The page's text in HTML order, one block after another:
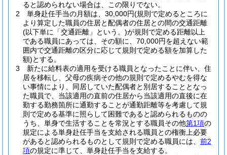
ると認められない場合は、この限りでない。
2
単身赴任手当の月額は、30,000円(規則で定めるところに
より算定した職員の住居と配偶者の住居との間の交通距離
(以下単に「交通距離」という。)が規則で定める距離以上
である職員にあっては、その額に、70,000円を超えない範
囲内で交通距離の区分に応じて規則で定める額を加算した
額)とする。
3
新たに給料表の適用を受ける職員となったことに伴い、住
居を移転し、父母の疾病その他の規則で定めるやむを得な
い事情により、同居していた配偶者と別居することとなっ
た職員で、当該適用の直前の住居から当該適用の直後に在
勤する勤務箇所に通勤することが通勤距離等を考慮して規
則で定める基準に照らして困難であると認められるものの
うち、単身で生活することを常況とする職員その他第1項の
規定による単身赴任手当を支給される職員との権衡上必要
があると認められるものとして規則で定める職員には、 前2
項の規定に準じて、単身赴任手当を支給する。